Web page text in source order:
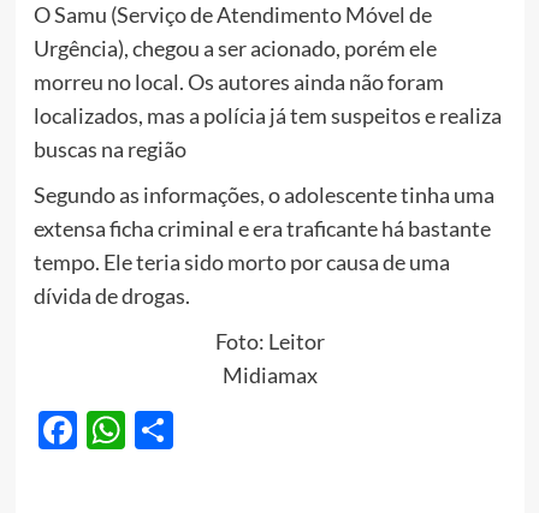
O Samu (Serviço de Atendimento Móvel de
Urgência), chegou a ser acionado, porém ele
morreu no local. Os autores ainda não foram
localizados, mas a polícia já tem suspeitos e realiza
buscas na região
Segundo as informações, o adolescente tinha uma
extensa ficha criminal e era traficante há bastante
tempo. Ele teria sido morto por causa de uma
dívida de drogas.
Foto: Leitor
Midiamax
Facebook
WhatsApp
Share